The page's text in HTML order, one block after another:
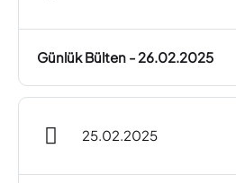
Günlük Bülten - 26.02.2025
25.02.2025